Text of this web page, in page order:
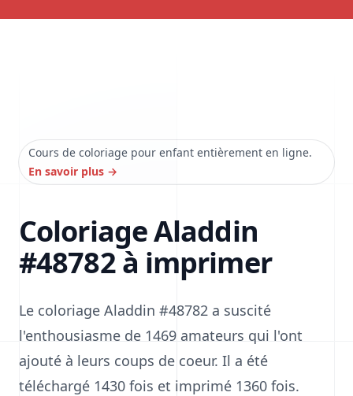
Cours de coloriage pour enfant entièrement en ligne.
En savoir plus →
Coloriage Aladdin
#48782 à imprimer
Le coloriage Aladdin #48782 a suscité
l'enthousiasme de 1469 amateurs qui l'ont
ajouté à leurs coups de coeur. Il a été
téléchargé 1430 fois et imprimé 1360 fois.